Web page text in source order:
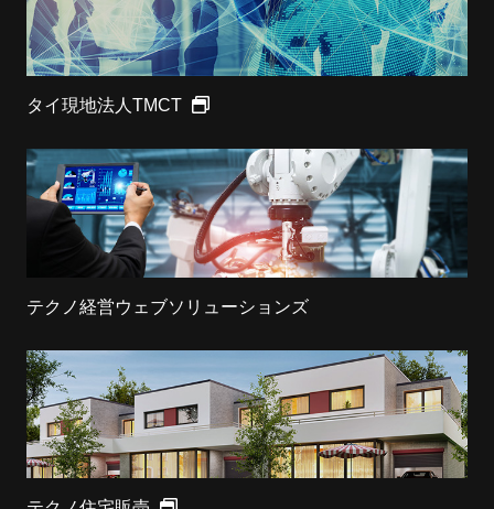
タイ現地法人TMCT
テクノ経営ウェブソリューションズ